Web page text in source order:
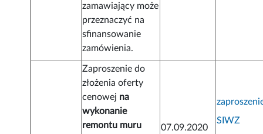
zamawiający może
przeznaczyć na
sfinansowanie
zamówienia.
Zaproszenie do
złożenia oferty
cenowej na
wykonanie
remontu muru
07.09.2020
SIWZ